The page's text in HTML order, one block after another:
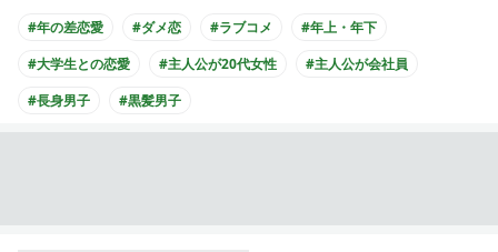
#年の差恋愛 #ダメ恋 #ラブコメ
#年上・年下
#大学生との恋愛
#主人公が20代女性
#主人公が会社員
#長身男子
#黒髪男子